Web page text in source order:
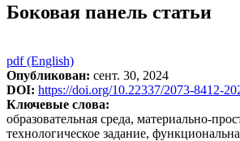
Боковая панель статьи
pdf (English)
Опубликован: сент. 30, 2024
DOI: https://doi.org/10.22337/2073-8412-
Ключевые слова:
образовательная среда, материально-
технологическое задание,